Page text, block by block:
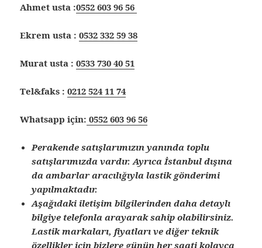
Ahmet usta :0552 603 96 56
Ekrem usta :0532 332 59 38
Murat usta :0533 730 40 51
Tel&faks :0212 524 11 74
Whatsapp için: 0552 603 96 56
Perakende satışlarımızın yanında toplu
satışlarımızda vardır. Ayrıca İstanbul dışına
da ambarlar aracılığıyla lastik gönderimi
yapılmaktadır.
Aşağıdaki iletişim bilgilerinden daha detaylı
bilgiye telefonla arayarak sahip olabilirsiniz.
Lastik markaları, fiyatları ve diğer teknik
özellikler için bizlere günün her saati kolayca